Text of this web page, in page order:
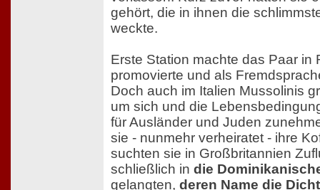
gehört, die in ihnen die
weckte.
Erste Station machte das Paar in
promovierte und als
Doch auch im Italien Mussolinis
um sich und die
für Ausländer und Juden
sie - nunmehr verheiratet - ihre
suchten sie in Großbritannien
schließlich in die
gelangten, deren Name die